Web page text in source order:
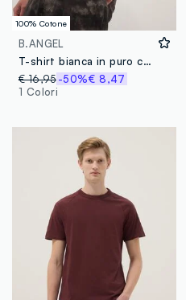
100% Cotone
B.ANGEL
T-shirt bianca in puro cotone a maniche corte
€ 16,95 -50%€ 8,47
1 Colori